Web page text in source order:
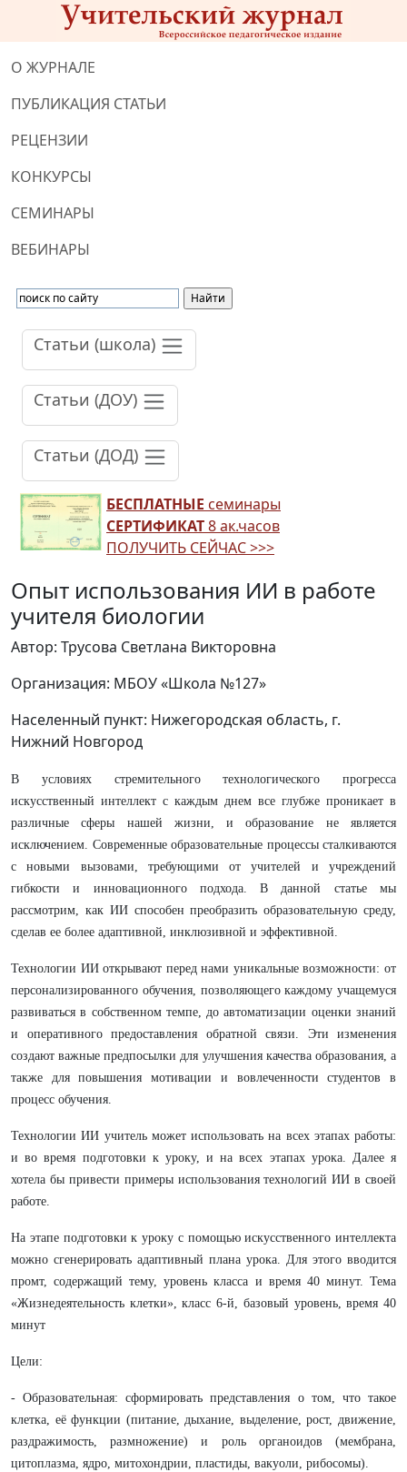
О ЖУРНАЛЕ
ПУБЛИКАЦИЯ СТАТЬИ
РЕЦЕНЗИИ
КОНКУРСЫ
СЕМИНАРЫ
ВЕБИНАРЫ
Статьи (школа)
Статьи (ДОУ)
Статьи (ДОД)
БЕСПЛАТНЫЕ семинары
СЕРТИФИКАТ8 ак.часов
ПОЛУЧИТЬ СЕЙЧАС >>>
Опыт использования ИИ в работе
учителя биологии
Автор: Трусова Светлана Викторовна
Организация: МБОУ «Школа №127»
Населенный пункт: Нижегородская область, г.
Нижний Новгород
В условиях стремительного технологического прогресса
искусственный интеллект с каждым днем все глубже проникает в
различные сферы нашей жизни, и образование не является
исключением. Современные образовательные процессы сталкиваются
с новыми вызовами, требующими от учителей и учреждений
гибкости и инновационного подхода. В данной статье мы
рассмотрим, как ИИ способен преобразить образовательную среду,
сделав ее более адаптивной, инклюзивной и эффективной.
Технологии ИИ открывают перед нами уникальные возможности: от
персонализированного обучения, позволяющего каждому учащемуся
развиваться в собственном темпе, до автоматизации оценки знаний
и оперативного предоставления обратной связи. Эти изменения
создают важные предпосылки для улучшения качества образования, а
также для повышения мотивации и вовлеченности студентов в
процесс обучения.
Технологии ИИ учитель может использовать на всех этапах работы:
и во время подготовки к уроку, и на всех этапах урока. Далее я
хотела бы привести примеры использования технологий ИИ в своей
работе.
На этапе подготовки к уроку с помощью искусственного интеллекта
можно сгенерировать адаптивный плана урока. Для этого вводится
промт, содержащий тему, уровень класса и время 40 минут. Тема
«Жизнедеятельность клетки», класс 6-й, базовый уровень, время 40
минут
Цели:
- Образовательная: сформировать представления о том, что такое
клетка, её функции (питание, дыхание, выделение, рост, движение,
раздражимость, размножение) и роль органоидов (мембрана,
цитоплазма, ядро, митохондрии, пластиды, вакуоли, рибосомы).